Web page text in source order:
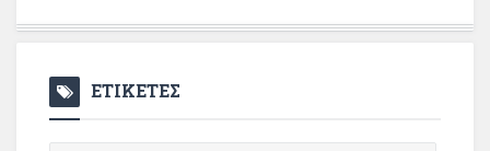
ΕΤΙΚΕΤΕΣ